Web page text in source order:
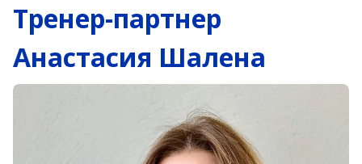
Тренер-партнер
Анастасия Шалена